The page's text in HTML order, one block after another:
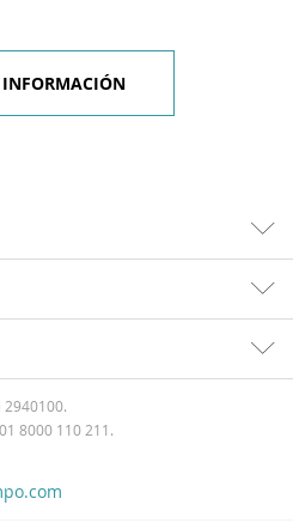
INFORMACIÓN
2940100.
8000 110 211.